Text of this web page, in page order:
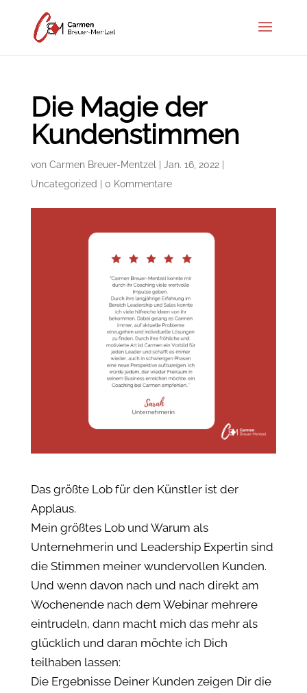
Die Magie der
Kundenstimmen
von Carmen Breuer-Mentzel Jan. 16, 2022|
Uncategorized
0 Kommentare
Das größte Lob für den Künstler ist der
Applaus.
Mein größtes Lob und Warum als
Unternehmerin und Leadership Expertin sind
die Stimmen meiner wundervollen Kunden.
Und wenn davon nach und nach direkt am
Wochenende nach dem Webinar mehrere
eintrudeln, dann macht mich das mehr als
glücklich und daran möchte ich Dich
teilhaben lassen:
Die Ergebnisse Deiner Kunden zeigen Dir die